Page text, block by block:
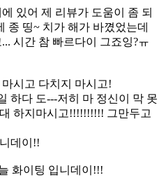
있어 제 리뷰가 도움이 좀 되
종 띵~ 치가 해가 바꼈었는데
시간 참 빠르다이 그죠잉?ㅠ
시고 다치지 마시고!
하다 도---저히 마 정신이 막 못
하지마시고!!!!!!!!!! 그만두고
데이!!
화이팅 입니데이!!!